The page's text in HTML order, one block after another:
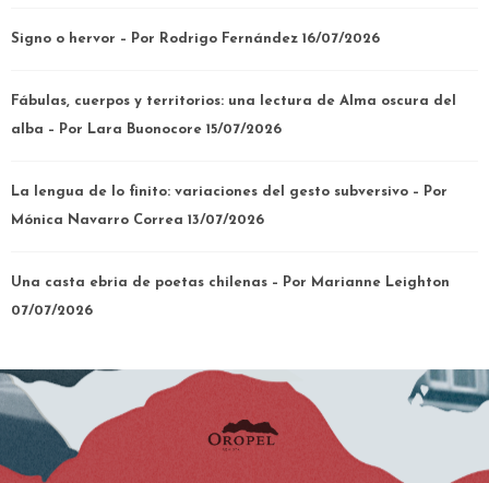
Signo o hervor – Por Rodrigo Fernández 16/07/2026
Fábulas, cuerpos y territorios: una lectura de Alma oscura del
alba – Por Lara Buonocore 15/07/2026
La lengua de lo finito: variaciones del gesto subversivo – Por
Mónica Navarro Correa 13/07/2026
Una casta ebria de poetas chilenas – Por Marianne Leighton
07/07/2026